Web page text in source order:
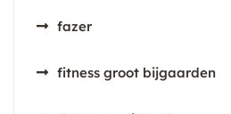
fazer
fitness groot bijgaarden